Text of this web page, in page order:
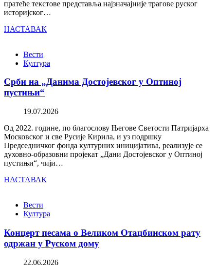
пратеће текстове представља најзначајније трагове руског
историјског…
НАСТАВАК
Вести
Култура
Срби на „Данима Достојевског у Оптиној
пустињи“
19.07.2026
Од 2022. године, по благослову Његове Светости Патријарха
Московског и све Русије Кирила, и уз подршку
Председничког фонда културних иницијатива, реализује се
духовно-образовни пројекат „Дани Достојевског у Оптиној
пустињи“, чији…
НАСТАВАК
Вести
Култура
Концерт песама о Великом Отаџбинском рату
одржан у Руском дому
22.06.2026